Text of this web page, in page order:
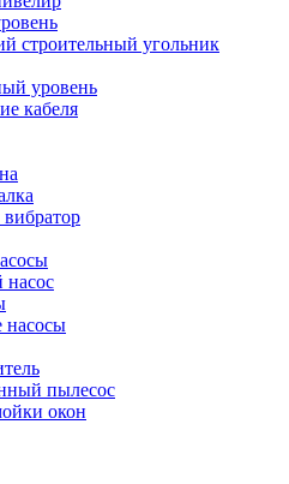
строительный угольник
уровень
кабеля
пылесос
окон